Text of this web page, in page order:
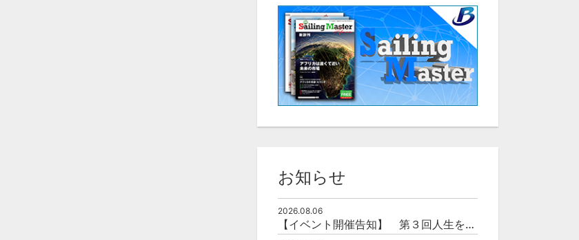
お知らせ
2026.08.06
【イベント開催告知】 第３回人生を豊かにする「本の力」を学ぶ会